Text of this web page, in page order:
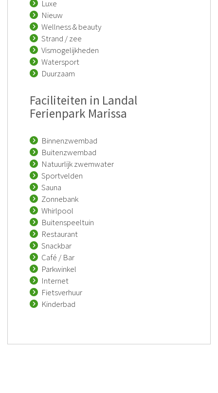
Luxe
Nieuw
Wellness & beauty
Strand / zee
Vismogelijkheden
Watersport
Duurzaam
Faciliteiten in Landal
Ferienpark Marissa
Binnenzwembad
Buitenzwembad
Natuurlijk zwemwater
Sportvelden
Sauna
Zonnebank
Whirlpool
Buitenspeeltuin
Restaurant
Snackbar
Café / Bar
Parkwinkel
Internet
Fietsverhuur
Kinderbad